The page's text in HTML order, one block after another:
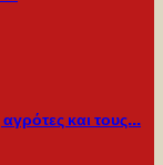
και τους…